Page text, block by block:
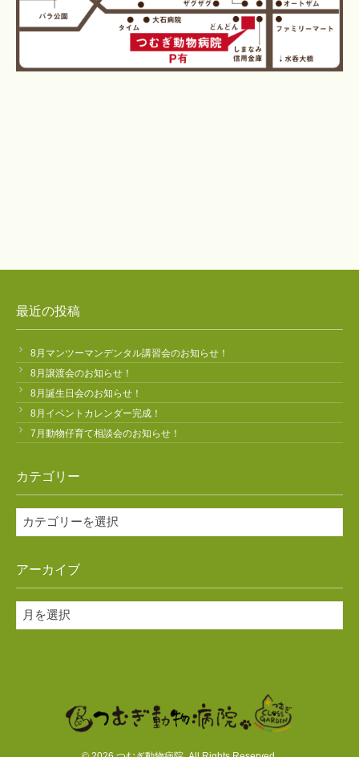
最近の投稿
8月マンツーマンデンタル講習会のお知らせ！
8月譲渡会のお知らせ！
8月誕生日会のお知らせ！
8月イベントカレンダー完成！
7月動物仔育て相談会のお知らせ！
カテゴリー
カ
テ
リ
アーカイブ
ア
ー